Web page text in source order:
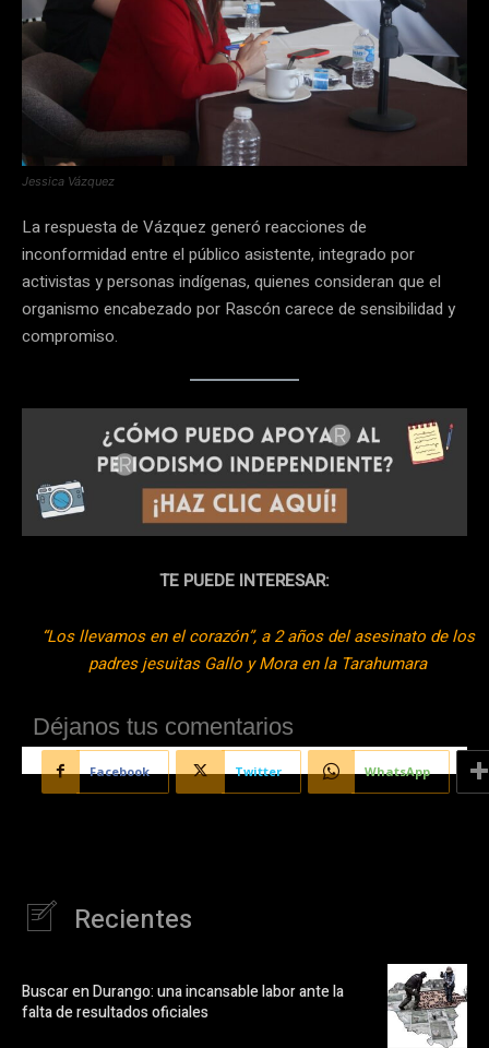
Jessica Vázquez
La respuesta de Vázquez generó reacciones de
inconformidad entre el público asistente, integrado por
activistas y personas indígenas, quienes consideran que el
organismo encabezado por Rascón carece de sensibilidad y
compromiso.
TE PUEDE INTERESAR:
“Los llevamos en el corazón”, a 2 años del asesinato de los
padres jesuitas Gallo y Mora en la Tarahumara
Déjanos tus comentarios
Facebook Twitter WhatsApp
Recientes
Buscar en Durango: una incansable labor ante la
falta de resultados oficiales